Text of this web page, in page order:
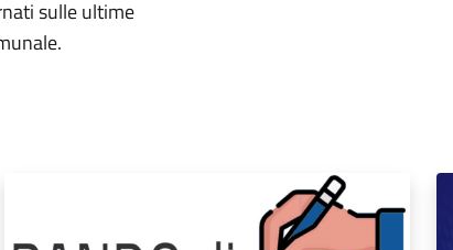
sulle ultime